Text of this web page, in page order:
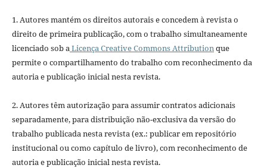
1. Autores mantém os direitos autorais e concedem à revista o
direito de primeira publicação, com o trabalho simultaneamente
licenciado sob aLicença Creative Commons Attributionque
permite o compartilhamento do trabalho com reconhecimento da
autoria e publicação inicial nesta revista.
2. Autores têm autorização para assumir contratos adicionais
separadamente, para distribuição não-exclusiva da versão do
trabalho publicada nesta revista (ex.: publicar em repositório
institucional ou como capítulo de livro), com reconhecimento de
autoria e publicação inicial nesta revista.